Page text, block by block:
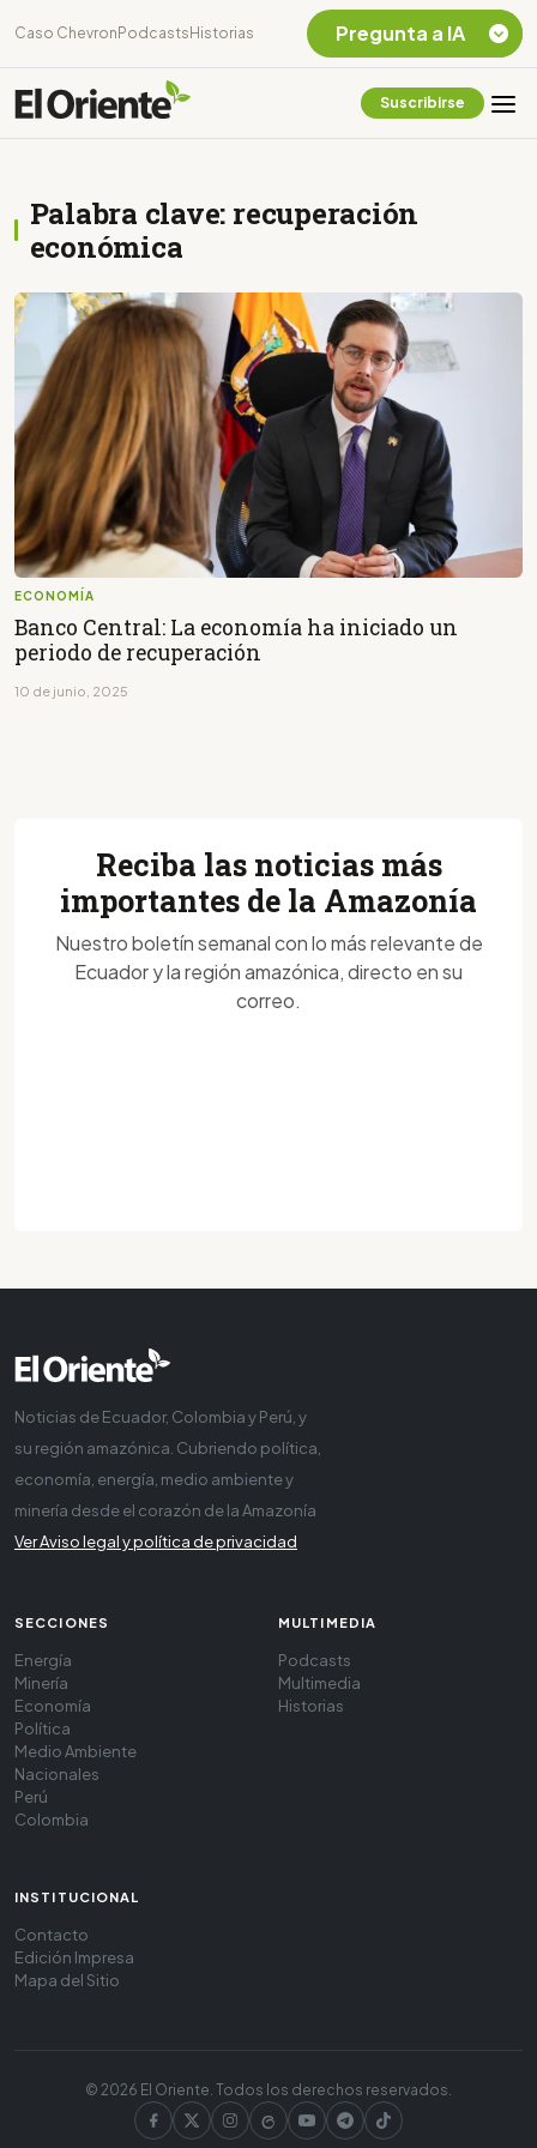
Caso Chevron Podcasts Historias
Suscribirse
Palabra clave: recuperación
económica
ECONOMÍA
Banco Central: La economía ha iniciado un
periodo de recuperación
10 de junio, 2025
Pregunta a IA
Listar destinos
¿En que consiste la
tasa minera que rige en
Ecuador?
Reciba las noticias más
importantes de la Amazonía
Nuestro boletín semanal con lo más relevante de
Ecuador y la región amazónica, directo en su
correo.
Noticias de Ecuador, Colombia y Perú, y
su región amazónica. Cubriendo política,
economía, energía, medio ambiente y
minería desde el corazón de la Amazonía
Ver Aviso legal y política de privacidad
SECCIONES
Energía
Minería
Economía
Política
Medio Ambiente
Nacionales
Perú
Colombia
MULTIMEDIA
Podcasts
Multimedia
Historias
INSTITUCIONAL
Contacto
Edición Impresa
Mapa del Sitio
© 2026 El Oriente. Todos los derechos reservados.